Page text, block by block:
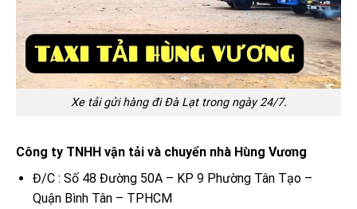
Xe tải gửi hàng đi Đà Lạt trong ngày 24/7.
Công ty TNHH vận tải và chuyển nhà Hùng Vương
Đ/C : Số 48 Đường 50A – KP 9 Phường Tân Tạo –
Quận Bình Tân – TPHCM